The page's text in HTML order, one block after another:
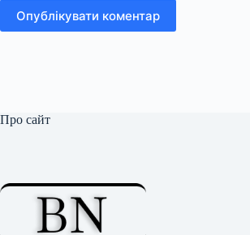
Опублікувати коментар
Про сайт